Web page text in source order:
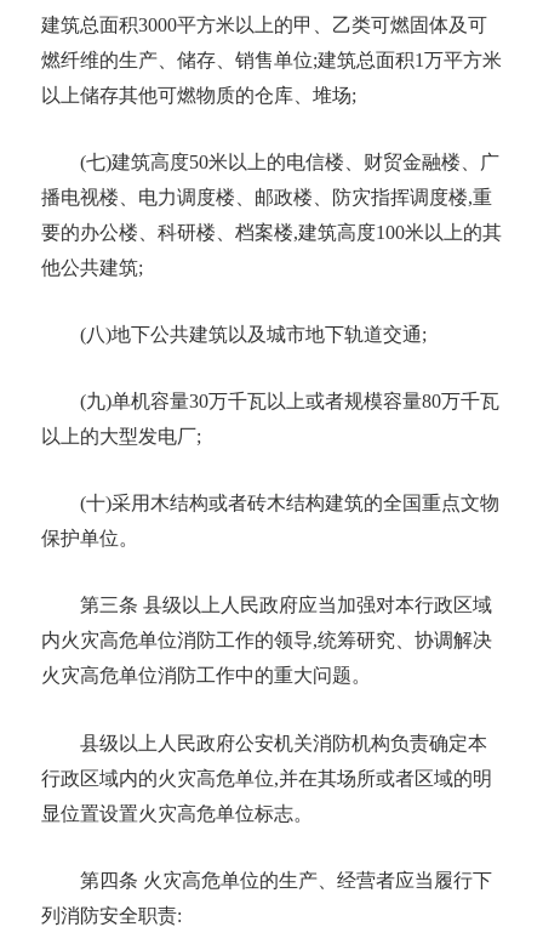
建筑总面积3000平方米以上的甲、乙类可燃固体及可
燃纤维的生产、储存、销售单位;建筑总面积1万平方米
以上储存其他可燃物质的仓库、堆场;
(七)建筑高度50米以上的电信楼 、财贸金融楼、广
播电视楼、 电力调度楼、邮政楼、防灾指挥调度楼,重
要的办公楼、科研楼、档案楼,建筑高度100米以上的其
他公共建筑;
(八)地下公共建筑以及城市地下轨道交通;
(九)单机容量30万千瓦以上或者规模容量80万千瓦
以上的大型发电厂;
(十)采用木结构或者砖木结构建筑的全国重点文物
保护单位。
第三条 县级以上人民政府应当加强对本行政区域
内火灾高危单位消防工作的领导,统筹研究、协调解决
火灾高危单位消防工作中的重大问题。
县级以上人民政府公安机关消防机构负责确定本
行政区域内的火灾高危单位,并在其场所或者区域的明
显位置设置火灾高危单位标志。
第四条 火灾高危单位的生产、经营者应当履行下
列 消防安全职责: